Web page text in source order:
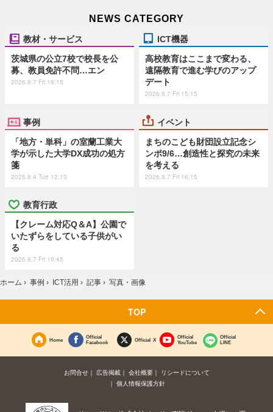
NEWS CATEGORY
教材・サービス
茨城県の公立7校で校長を公
募、教員免許不問…エン
2026.8.7 Fri 19:15
ICT機器
高校教育はここまで変わる、
遠隔教育で進む学びのアップ
デート
2026.8.7 Fri 15:15
事例
「地方・単科」の室蘭工業大
学が示した大学DX成功の処方
箋
2026.8.4 Tue 12:15
イベント
まちのこども財団設立記念シ
ンポ9/6…創造性と探究の未来
を考える
2026.8.7 Fri 16:15
教育行政
【クレーム対応Q＆A】公園で
いたずらをしている子供がい
る
2026.8.7 Fri 19:45
ホーム › 事例 › ICT活用 › 記事 › 写真・画像
TOP
Home
Official
Facebook
Official X
Official
YouTube
Official
LINE
お問合せ 広告掲載 会社概要
リシードについて
個人情報保護方針